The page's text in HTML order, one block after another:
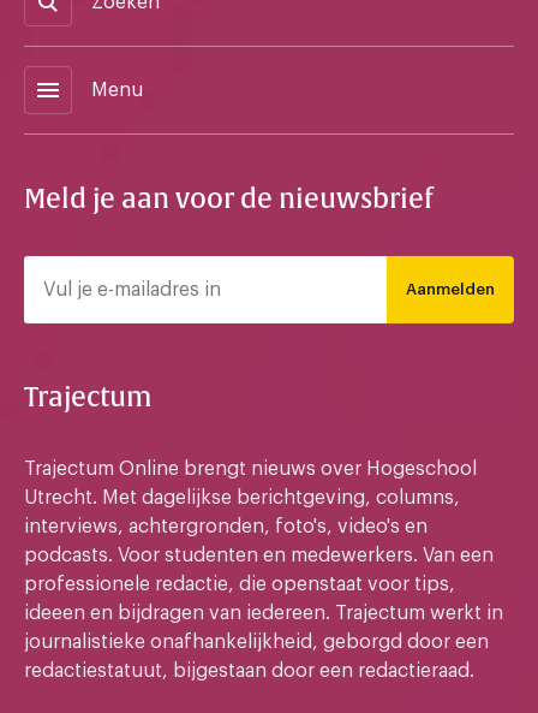
menu Menu
Meld je aan voor de nieuwsbrief
Aanmelden
Trajectum
Trajectum Online brengt nieuws over Hogeschool
Utrecht. Met dagelijkse berichtgeving, columns,
interviews, achtergronden, foto's, video's en
podcasts. Voor studenten en medewerkers. Van een
professionele redactie, die openstaat voor tips,
ideeen en bijdragen van iedereen. Trajectum werkt in
journalistieke onafhankelijkheid, geborgd door een
redactiestatuut, bijgestaan door een redactieraad.